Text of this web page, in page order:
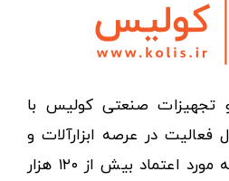
و تجهیزات صنعتی کولیس با
نزدیک به ۱۰ سال فعالیت در عرصه ابزارآلات و
کالاهای صنعتی توانسته مورد اعتماد بیش از ۱۲۰ هزار